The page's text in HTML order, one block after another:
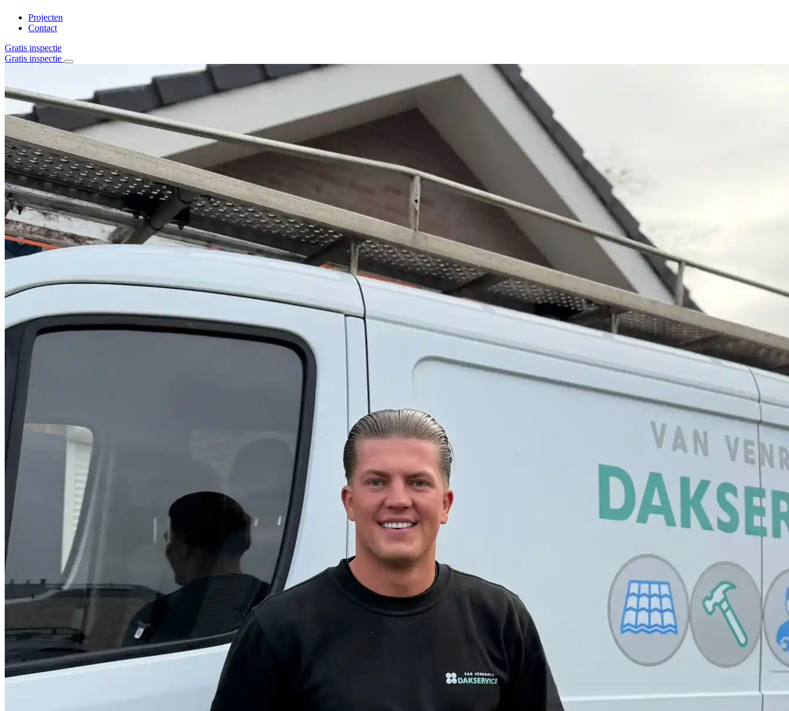
Projecten
Contact
Gratis inspectie
Gratis inspectie
Over ons
Diensten
Alle diensten
Daklekkage
Dakrenovatie
Stormschade
Dakisolatie
Dak en goot reiniging
Schoorsteenrenovatie
Bitumen daken
Pannen daken
Projecten
Contact